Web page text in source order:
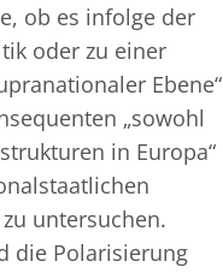
ob es infolge der
oder zu einer
Ebene“
„sowohl
in Europa“
untersuchen.
die Polarisierung